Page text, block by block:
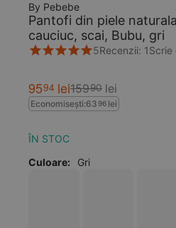
By Pebebe
Pantofi din piele
cauciuc, scai, Bubu, gri
5Recenzii: 1Scrie
9594 lei15990 lei
Economisești:63 96 lei
ÎN STOC
Culoare:
Gri